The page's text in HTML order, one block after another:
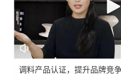
调料产品认证，提升品牌竞